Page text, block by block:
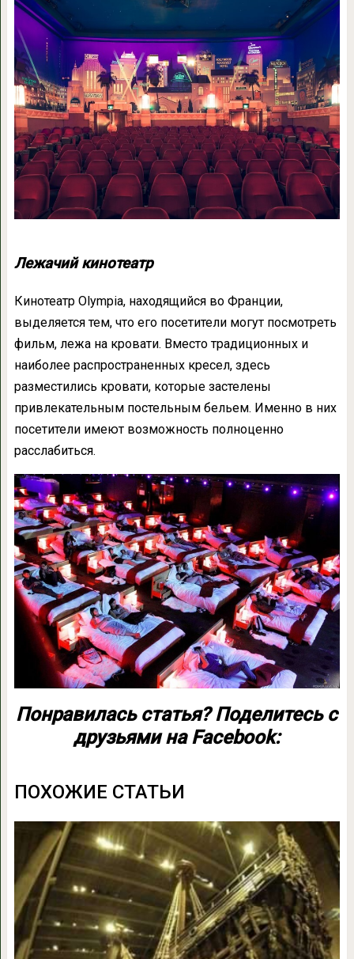
Лежачий кинотеатр
Кинотеатр Olympia, находящийся во Франции,
выделяется тем, что его посетители могут посмотреть
фильм, лежа на кровати. Вместо традиционных и
наиболее распространенных кресел, здесь
разместились кровати, которые застелены
привлекательным постельным бельем. Именно в них
посетители имеют возможность полноценно
расслабиться.
Понравилась статья? Поделитесь с
друзьями на Facebook:
ПОХОЖИЕ СТАТЬИ